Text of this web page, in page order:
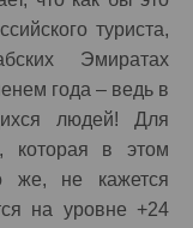
туриста,
Эмиратах
года – ведь в
людей! Для
которая в этом
же, не кажется
на уровне +24